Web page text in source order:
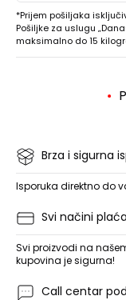
*Prijem pošiljaka
Pošiljke za uslugu
maksimalno do 15
Brza i sigurna
Isporuka direktno do
Svi načini
Svi proizvodi na
kupovina je sigurna!
Call centar